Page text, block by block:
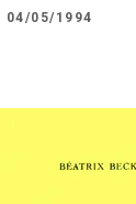
04/05/1994